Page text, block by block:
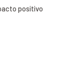
positivo